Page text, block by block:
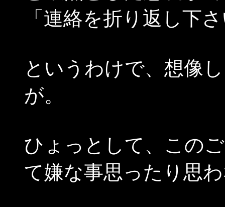
「連絡を折り返し下
というわけで、想像
が。
ひょっとして、この
て嫌な事思ったり思